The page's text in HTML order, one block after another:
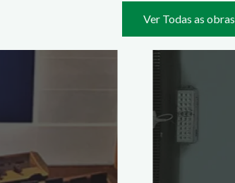
Ver Todas as obras